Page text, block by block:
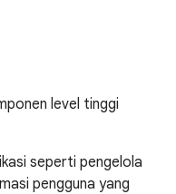
level tinggi
seperti pengelola
pengguna yang